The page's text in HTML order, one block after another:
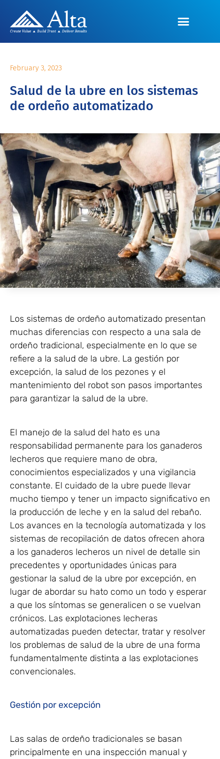
February 3, 2023
Salud de la ubre en los sistemas
de ordeño automatizado
Los sistemas de ordeño automatizado presentan
muchas diferencias con respecto a una sala de
ordeño tradicional, especialmente en lo que se
refiere a la salud de la ubre. La gestión por
excepción, la salud de los pezones y el
mantenimiento del robot son pasos importantes
para garantizar la salud de la ubre.
El manejo de la salud del hato es una
responsabilidad permanente para los ganaderos
lecheros que requiere mano de obra,
conocimientos especializados y una vigilancia
constante. El cuidado de la ubre puede llevar
mucho tiempo y tener un impacto significativo en
la producción de leche y en la salud del rebaño.
Los avances en la tecnología automatizada y los
sistemas de recopilación de datos ofrecen ahora
a los ganaderos lecheros un nivel de detalle sin
precedentes y oportunidades únicas para
gestionar la salud de la ubre por excepción, en
lugar de abordar su hato como un todo y esperar
a que los síntomas se generalicen o se vuelvan
crónicos. Las explotaciones lecheras
automatizadas pueden detectar, tratar y resolver
los problemas de salud de la ubre de una forma
fundamentalmente distinta a las explotaciones
convencionales.
Gestión por excepción
Las salas de ordeño tradicionales se basan
principalmente en una inspección manual y